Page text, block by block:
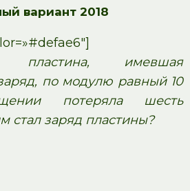
вариант 2018
пластина, имевшая
по модулю равный 10
потеряла шесть
стал заряд пластины?